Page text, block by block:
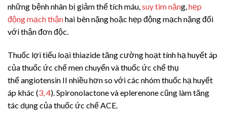
những bệnh nhân bị giảm thể tích máu,suy tim nặng,hẹp
động mạch thậnhai bên nặng hoặc hẹp động mạch nặng đối
với thận đơn độc.
Thuốc lợi tiểu loại thiazide tăng cường hoạt tính hạ huyết áp
của thuốc ức chế men chuyển và thuốc ức chế thụ
thểangiotensin II nhiều hơn so với các nhóm thuốc hạ huyết
áp khác (3, 4). Spironolactone và eplerenone cũng làm tăng
tác dụng của thuốc ức chế ACE.